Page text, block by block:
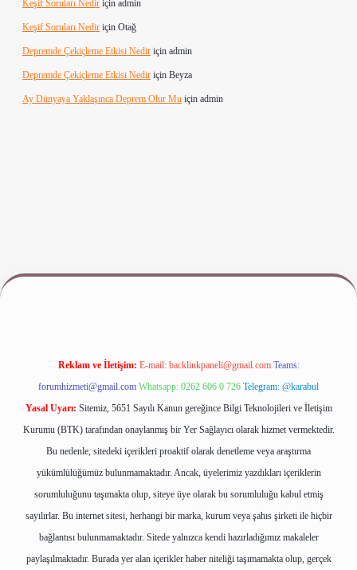
Keşif Soruları Nedir için admin
Keşif Soruları Nedir için Otağ
Depremde Çekiçleme Etkisi Nedir için admin
Depremde Çekiçleme Etkisi Nedir için Beyza
Ay Dünyaya Yaklaşınca Deprem Olur Mu için admin
Reklam ve İletişim: E-mail: backlinkpaneli@gmail.com Teams:
forumhizmeti@gmail.com Whatsapp: 0262 606 0 726 Telegram: @karabul
Yasal Uyarı: Sitemiz, 5651 Sayılı Kanun gereğince Bilgi Teknolojileri ve İletişim
Kurumu (BTK) tarafından onaylanmış bir Yer Sağlayıcı olarak hizmet vermektedir.
Bu nedenle, sitedeki içerikleri proaktif olarak denetleme veya araştırma
yükümlülüğümüz bulunmamaktadır. Ancak, üyelerimiz yazdıkları içeriklerin
sorumluluğunu taşımakta olup, siteye üye olarak bu sorumluluğu kabul etmiş
sayılırlar. Bu internet sitesi, herhangi bir marka, kurum veya şahıs şirketi ile hiçbir
bağlantısı bulunmamaktadır. Sitede yalnızca kendi hazırladığımız makaleler
paylaşılmaktadır. Burada yer alan içerikler haber niteliği taşımamakta olup, gerçek